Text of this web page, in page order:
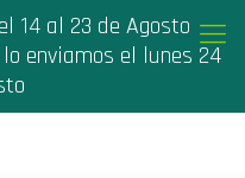
14 al 23 de Agosto
enviamos el lunes 24